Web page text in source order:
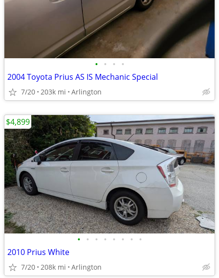
• • • •
2004 Toyota Prius AS IS Mechanic Special
7/20 203k mi Arlington
• • • • • • • •
2010 Prius White
7/20 208k mi Arlington
$4,899